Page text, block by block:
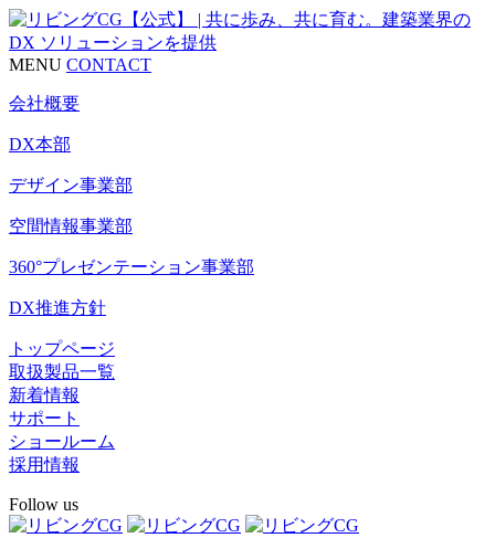
MENU CONTACT
会社概要
DX本部
デザイン事業部
空間情報事業部
360°プレゼンテーション事業部
DX推進方針
トップページ
取扱製品一覧
新着情報
サポート
ショールーム
採用情報
Follow us